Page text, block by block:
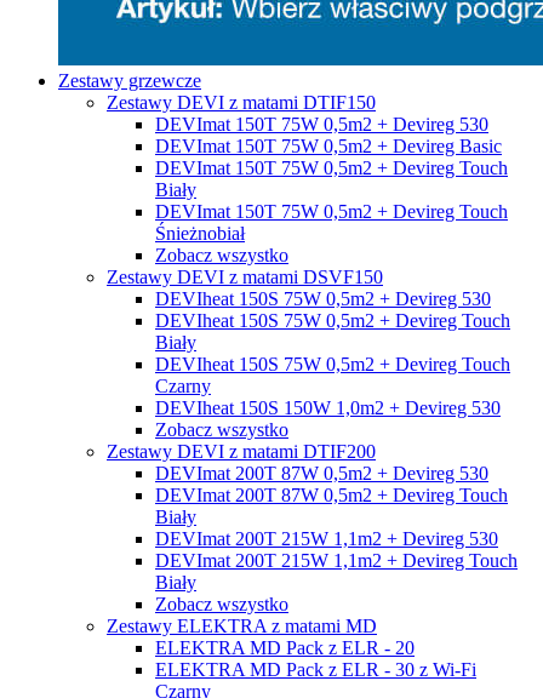
Zestawy grzewcze
Zestawy DEVI z matami DTIF150
DEVImat 150T 75W 0,5m2 + Devireg 530
DEVImat 150T 75W 0,5m2 + Devireg Basic
DEVImat 150T 75W 0,5m2 + Devireg Touch
Biały
DEVImat 150T 75W 0,5m2 + Devireg Touch
Śnieżnobiał
Zobacz wszystko
Zestawy DEVI z matami DSVF150
DEVIheat 150S 75W 0,5m2 + Devireg 530
DEVIheat 150S 75W 0,5m2 + Devireg Touch
Biały
DEVIheat 150S 75W 0,5m2 + Devireg Touch
Czarny
DEVIheat 150S 150W 1,0m2 + Devireg 530
Zobacz wszystko
Zestawy DEVI z matami DTIF200
DEVImat 200T 87W 0,5m2 + Devireg 530
DEVImat 200T 87W 0,5m2 + Devireg Touch
Biały
DEVImat 200T 215W 1,1m2 + Devireg 530
DEVImat 200T 215W 1,1m2 + Devireg Touch
Biały
Zobacz wszystko
Zestawy ELEKTRA z matami MD
ELEKTRA MD Pack z ELR - 20
ELEKTRA MD Pack z ELR - 30 z Wi-Fi
Czarny